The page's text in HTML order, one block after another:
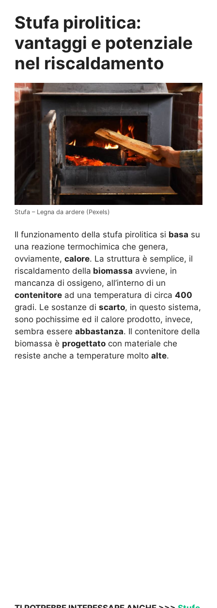
Stufa pirolitica:
vantaggi e potenziale
nel riscaldamento
Stufa – Legna da ardere (Pexels)
Il funzionamento della stufa pirolitica si basa su
una reazione termochimica che genera,
ovviamente, calore. La struttura è semplice, il
riscaldamento della biomassa avviene, in
mancanza di ossigeno, all’interno di un
contenitore ad una temperatura di circa 400
gradi. Le sostanze di scarto, in questo sistema,
sono pochissime ed il calore prodotto, invece,
sembra essere abbastanza. Il contenitore della
biomassa è progettato con materiale che
resiste anche a temperature molto alte.